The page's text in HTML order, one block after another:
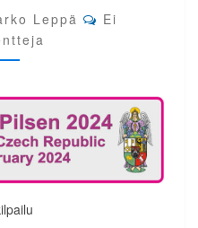
IK
KULTAA
Leppä Comments
Ei